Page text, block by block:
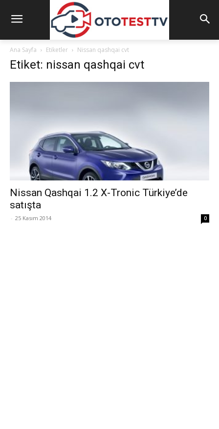
Ana Sayfa Etiketler Nissan qashqai cvt
Etiket: nissan qashqai cvt
Nissan Qashqai 1.2 X-Tronic Türkiye’de
satışta
- 25 Kasım 2014 0